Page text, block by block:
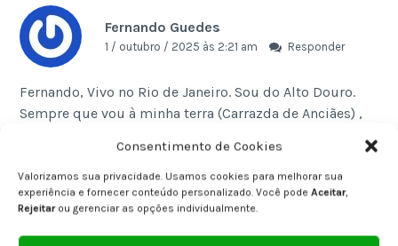
Consentimento de Cookies
Valorizamos sua privacidade. Usamos cookies para melhorar sua
experiência e fornecer conteúdo personalizado. Você pode Aceitar,
Rejeitarou gerenciar as opções individualmente.
Fernando Guedes
1 / outubro / 2025 às 2:21 am Responder
Fernando, Vivo no Rio de Janeiro. Sou do Alto Douro.
Sempre que vou à minha terra (Carrazda de Anciães) ,
saboreio essa BELEZA de arroz com peixe do rio. Vou
fazer essa receita a chorar de saudade. Rs rs rs